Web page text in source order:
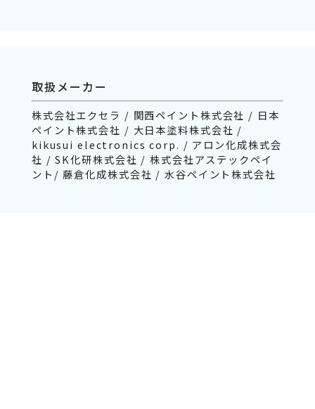
取扱メーカー
株式会社エクセラ / 関西ペイント株式会社 / 日本
ペイント株式会社 / 大日本塗料株式会社 /
kikusui electronics corp. / アロン化成株式会
社 / SK化研株式会社 / 株式会社アステックペイ
ント/ 藤倉化成株式会社 / 水谷ペイント株式会社